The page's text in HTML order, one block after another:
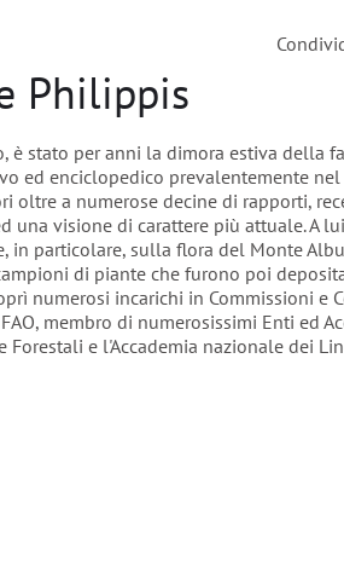
Philippis
è stato per anni la dimora estiva della
ed enciclopedico prevalentemente
a numerose decine di rapporti,
visione di carattere più attuale. A
particolare, sulla flora del Monte
di piante che furono poi
numerosi incarichi in Commissioni e
membro di numerosissimi Enti ed
e l'Accademia nazionale dei